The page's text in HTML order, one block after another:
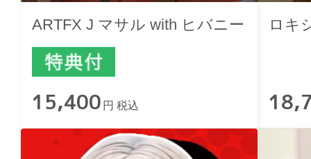
ARTFX J マサル with ヒバニー
15,400 円 税込
ロキ